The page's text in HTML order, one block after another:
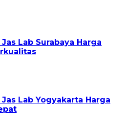
Jas Lab Surabaya Harga
Jas Lab Yogyakarta Harga